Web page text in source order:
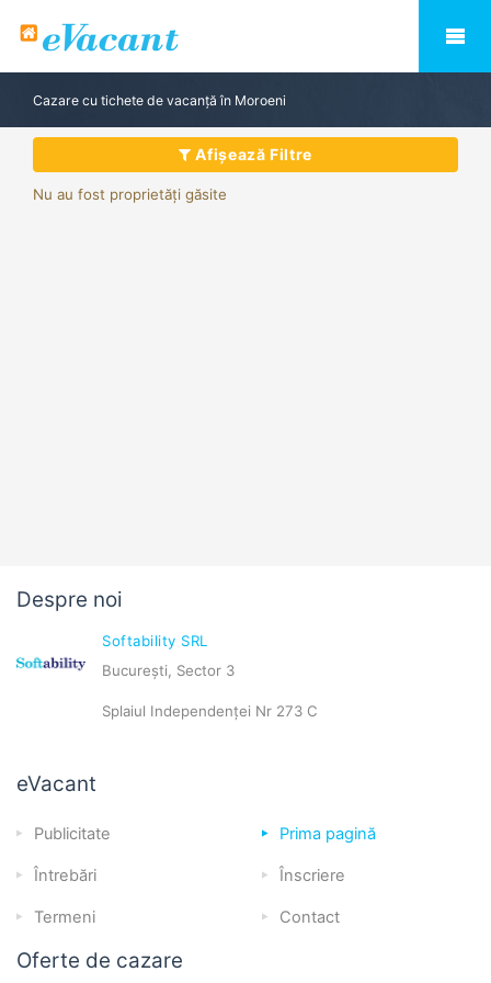
Cazare cu tichete de vacanță în Moroeni
Afișează Filtre
Nu au fost proprietăți găsite
Despre noi
Softability SRL
București, Sector 3
Splaiul Independenței Nr 273 C
eVacant
Publicitate Prima pagină
Întrebări Înscriere
Termeni Contact
Oferte de cazare